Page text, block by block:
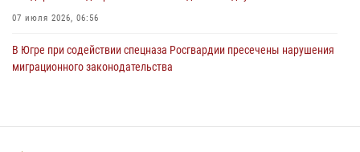
07 июля 2026, 06:56
В Югре при содействии спецназа Росгвардии пресечены нарушения
миграционного законодательства